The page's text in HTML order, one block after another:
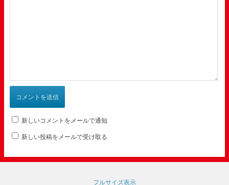
新しいコメントをメールで通知
新しい投稿をメールで受け取る
フルサイズ表示